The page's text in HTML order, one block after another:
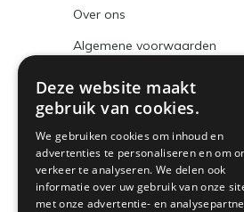
Over ons
Algemene voorwaarden
Privacy Policy
Betaalmethoden en BTW
Verzenden & retourneren
Klantenservice
Deze website maakt
gebruik van cookies.
We gebruiken cookies om inhoud en
advertenties te personaliseren en om
verkeer te analyseren. We delen ook
informatie over uw gebruik van onze
met onze advertentie- en